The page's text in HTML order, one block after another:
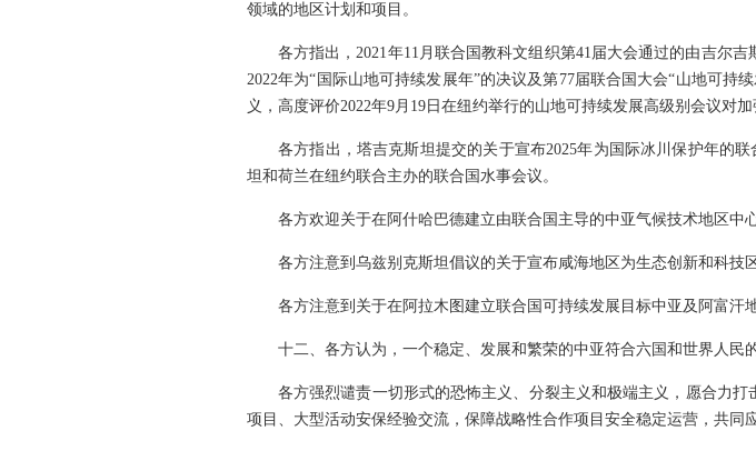
领域的地区计划和项目。
各方指出，2021年11月联合国教科文组织第41届大会通过的由吉尔
2022年为“国际山地可持续发展年”的决议及第77届联合国大会“山地可持
义，高度评价2022年9月19日在纽约举行的山地可持续发展高级别会议对
各方指出，塔吉克斯坦提交的关于宣布2025年为国际冰川保护年的
坦和荷兰在纽约联合主办的联合国水事会议。
各方欢迎关于在阿什哈巴德建立由联合国主导的中亚气候技术地区中
各方注意到乌兹别克斯坦倡议的关于宣布咸海地区为生态创新和科技
各方注意到关于在阿拉木图建立联合国可持续发展目标中亚及阿富汗
十二、各方认为，一个稳定、发展和繁荣的中亚符合六国和世界人民
各方强烈谴责一切形式的恐怖主义、分裂主义和极端主义，愿合力
项目、大型活动安保经验交流，保障战略性合作项目安全稳定运营，共同